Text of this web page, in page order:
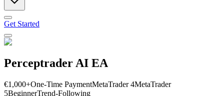
Get Started
Perceptrader AI EA
€1,000+One-Time PaymentMetaTrader 4MetaTrader
5BeginnerTrend-Following